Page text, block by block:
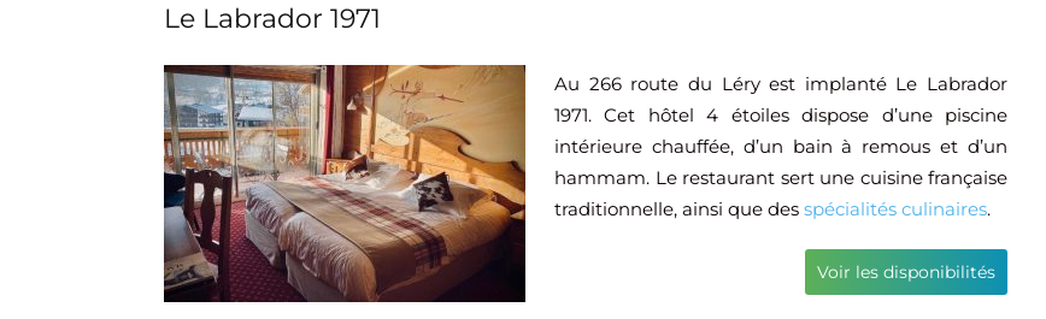
Le Labrador 1971
Au 266 route du Léry est implanté Le Labrador
1971. Cet hôtel 4 étoiles dispose d’une piscine
intérieure chauffée, d’un bain à remous et d’un
hammam. Le restaurant sert une cuisine française
traditionnelle, ainsi que des spécialités culinaires.
Voir les disponibilités